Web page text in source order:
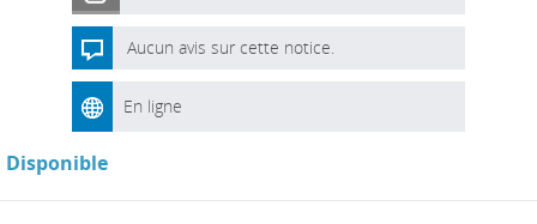
Aucun avis sur cette notice.
En ligne
Disponible